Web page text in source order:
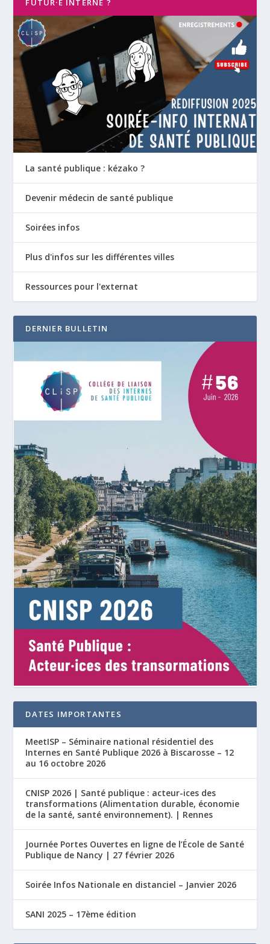
FUTUR·E INTERNE ?
La santé publique : kézako ?
Devenir médecin de santé publique
Soirées infos
Plus d'infos sur les différentes villes
Ressources pour l'externat
DERNIER BULLETIN
DATES IMPORTANTES
MeetISP – Séminaire national résidentiel des
Internes en Santé Publique 2026 à Biscarosse – 12
au 16 octobre 2026
CNISP 2026 | Santé publique : acteur-ices des
transformations (Alimentation durable, économie
de la santé, santé environnement). | Rennes
Journée Portes Ouvertes en ligne de l’École de Santé
Publique de Nancy | 27 février 2026
Soirée Infos Nationale en distanciel – Janvier 2026
SANI 2025 – 17ème édition